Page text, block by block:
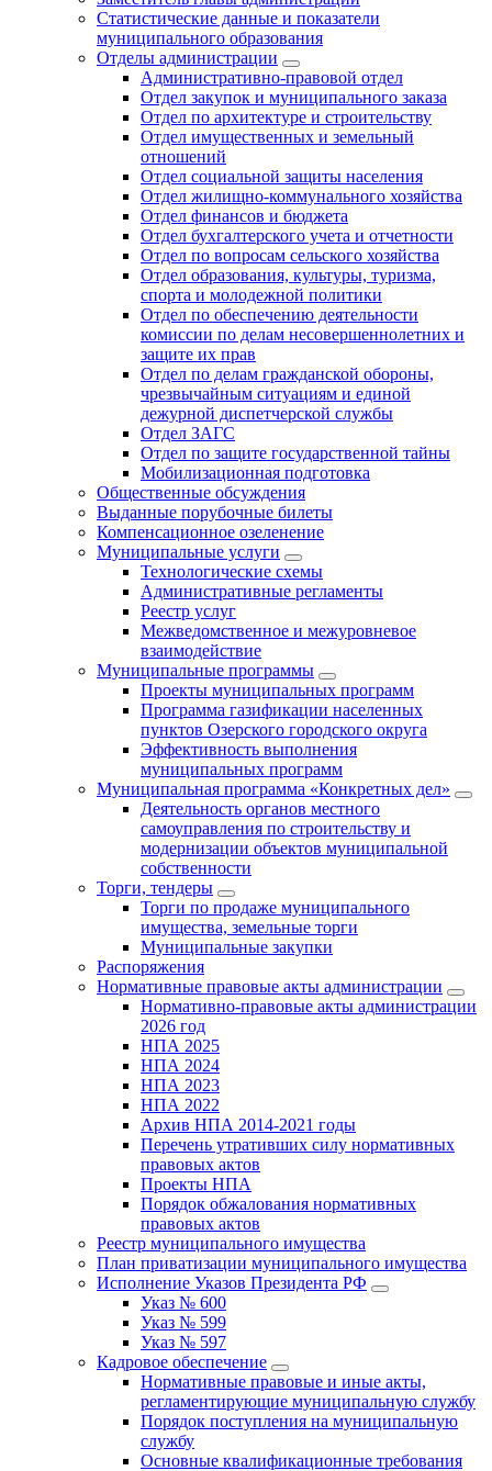
Статистические данные и показатели
муниципального образования
Отделы администрации
Административно-правовой отдел
Отдел закупок и муниципального заказа
Отдел по архитектуре и строительству
Отдел имущественных и земельный
отношений
Отдел социальной защиты населения
Отдел жилищно-коммунального хозяйства
Отдел финансов и бюджета
Отдел бухгалтерского учета и отчетности
Отдел по вопросам сельского хозяйства
Отдел образования, культуры, туризма,
спорта и молодежной политики
Отдел по обеспечению деятельности
комиссии по делам несовершеннолетних и
защите их прав
Отдел по делам гражданской обороны,
чрезвычайным ситуациям и единой
дежурной диспетчерской службы
Отдел ЗАГС
Отдел по защите государственной тайны
Мобилизационная подготовка
Общественные обсуждения
Выданные порубочные билеты
Компенсационное озеленение
Муниципальные услуги
Технологические схемы
Административные регламенты
Реестр услуг
Межведомственное и межуровневое
взаимодействие
Муниципальные программы
Проекты муниципальных программ
Программа газификации населенных
пунктов Озерского городского округа
Эффективность выполнения
муниципальных программ
Муниципальная программа «Конкретных дел»
Деятельность органов местного
самоуправления по строительству и
модернизации объектов муниципальной
собственности
Торги, тендеры
Торги по продаже муниципального
имущества, земельные торги
Муниципальные закупки
Распоряжения
Нормативные правовые акты администрации
Нормативно-правовые акты администрации
2026 год
НПА 2025
НПА 2024
НПА 2023
НПА 2022
Архив НПА 2014-2021 годы
Перечень утративших силу нормативных
правовых актов
Проекты НПА
Порядок обжалования нормативных
правовых актов
Реестр муниципального имущества
План приватизации муниципального имущества
Исполнение Указов Президента РФ
Указ № 600
Указ № 599
Указ № 597
Кадровое обеспечение
Нормативные правовые и иные акты,
регламентирующие муниципальную службу
Порядок поступления на муниципальную
службу
Основные квалификационные требования